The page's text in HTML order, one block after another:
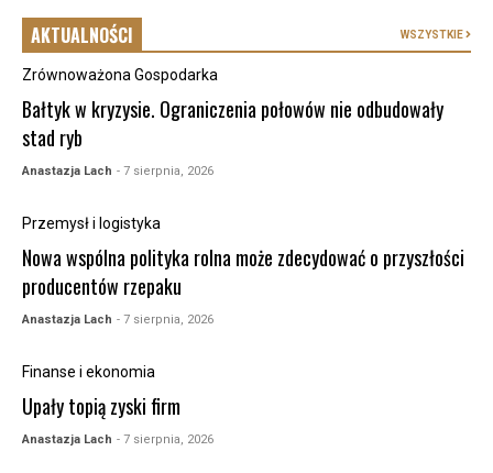
AKTUALNOŚCI WSZYSTKIE
Zrównoważona Gospodarka
Bałtyk w kryzysie. Ograniczenia połowów nie odbudowały
stad ryb
Anastazja Lach - 7 sierpnia, 2026
Przemysł i logistyka
Nowa wspólna polityka rolna może zdecydować o przyszłości
producentów rzepaku
Anastazja Lach - 7 sierpnia, 2026
Finanse i ekonomia
Upały topią zyski firm
Anastazja Lach - 7 sierpnia, 2026